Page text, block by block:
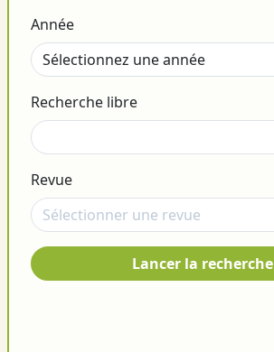
Année
Recherche libre
Revue
Lancer la recherche